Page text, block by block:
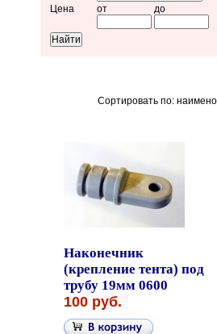
Цена
от до
Сортировать по:
Наконечник
(крепление тента) под
трубу 19мм 0600
100 руб.